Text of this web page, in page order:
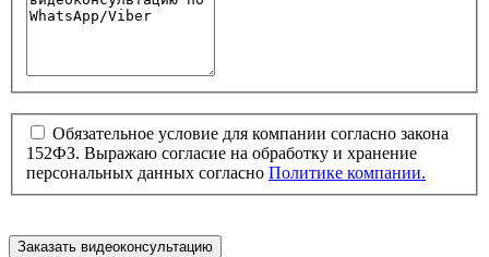
Обязательное условие для компании согласно закона
152ФЗ. Выражаю согласие на обработку и хранение
персональных данных согласно Политике компании.
Заказать видеоконсультацию